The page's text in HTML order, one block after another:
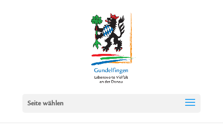
Seite wählen